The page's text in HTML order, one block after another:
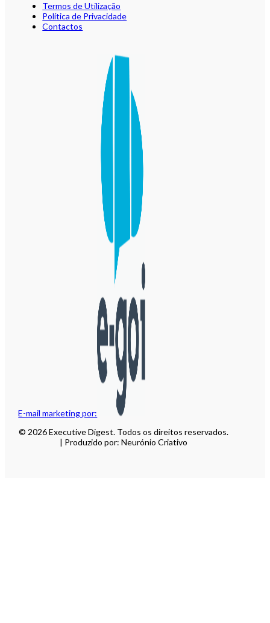
E-mail marketing por:
Termos de Utilização
Política de Privacidade
Contactos
© 2026 Executive Digest. Todos os direitos reservados.
| Produzido por: Neurónio Criativo